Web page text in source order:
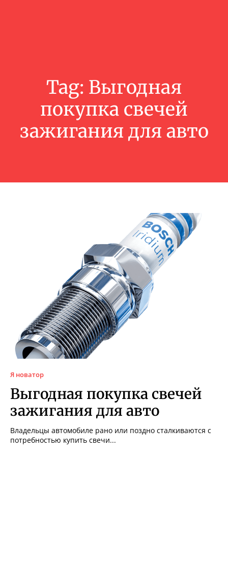
Tag: Выгодная
покупка свечей
зажигания для авто
Я новатор
Выгодная покупка свечей
зажигания для авто
Владельцы автомобиле рано или поздно сталкиваются с
потребностью купить свечи...